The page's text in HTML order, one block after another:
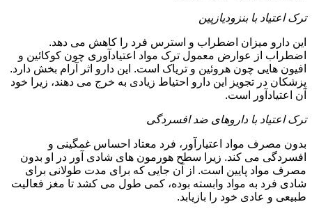
ترک اعتیاد با بنزودیازپین
این دارو میزان اضطراب و استرس فرد را کاهش می دهد.
اضطراب از عوارض معمول ترک مواد اعتیادآوری چون کوکائین و
افیون هایی چون هروئین و تریاک است. این دارو اثر آرام بخش دارد.
پزشکان در تجویز این دارو احتیاط زیادی به خرج می دهند، زیرا خود
آن اعتیادآور است.
ترک اعتیاد با داروهای ضد افسردگی
بدون مصرف مواد اعتیارآور، فرد معتاد احساس غمگینی و
افسردگی می کند. زیرا سطح هورمون های شادی آور در او بدون
مصرف مواد پایین است. از آن جایی که برای مدت طولانی برای
شادی فرد به مواد وابسته بوده، کمی طول می کشد تا مغز فعالیت
طبیعی و عادی خود را بازیابد.